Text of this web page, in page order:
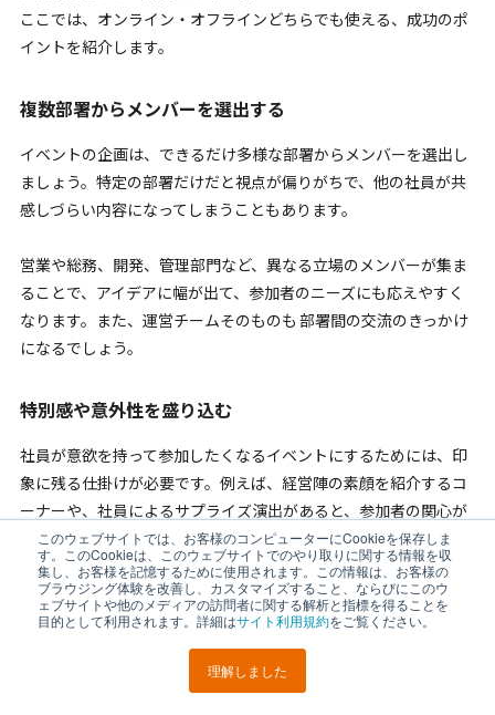
このウェブサイトでは、お客様のコンピューターにCookieを保存しま
す。このCookieは、このウェブサイトでのやり取りに関する情報を収
集し、お客様を記憶するために使用されます。この情報は、お客様の
ブラウジング体験を改善し、カスタマイズすること、ならびにこのウ
ェブサイトや他のメディアの訪問者に関する解析と指標を得ることを
目的として利用されます。詳細はサイト利用規約をご覧ください。
理解しました
シェア
LINEで
送る
ここでは、オンライン・オフラインどちらでも使える、成功のポ
イントを紹介します。
複数部署からメンバーを選出する
イベントの企画は、できるだけ多様な部署からメンバーを選出し
ましょう。特定の部署だけだと視点が偏りがちで、他の社員が共
感しづらい内容になってしまうこともあります。
営業や総務、開発、管理部門など、異なる立場のメンバーが集ま
ることで、アイデアに幅が出て、参加者のニーズにも応えやすく
なります。また、運営チームそのものも 部署間の交流のきっかけ
になるでしょう。
特別感や意外性を盛り込む
社員が意欲を持って参加したくなるイベントにするためには、印
象に残る仕掛けが必要です。例えば、経営陣の素顔を紹介するコ
ーナーや、社員によるサプライズ演出があると、参加者の関心が
高まり、より主体的にイベントに関わろうという気持ちが生まれ
ます。
オンラインでも、リアルタイムの投票や抽選、クイズ企画など、
インタラクティブな要素を取り入れると参加意欲が高まります。
季節感やトレンドを反映させたテーマにすることで、毎回違った
楽しみを感じてもらうこともできるでしょう。